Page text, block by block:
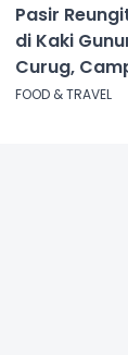
Pasir
di Kaki
Curug,
Pendakian
FOOD & TRAVEL